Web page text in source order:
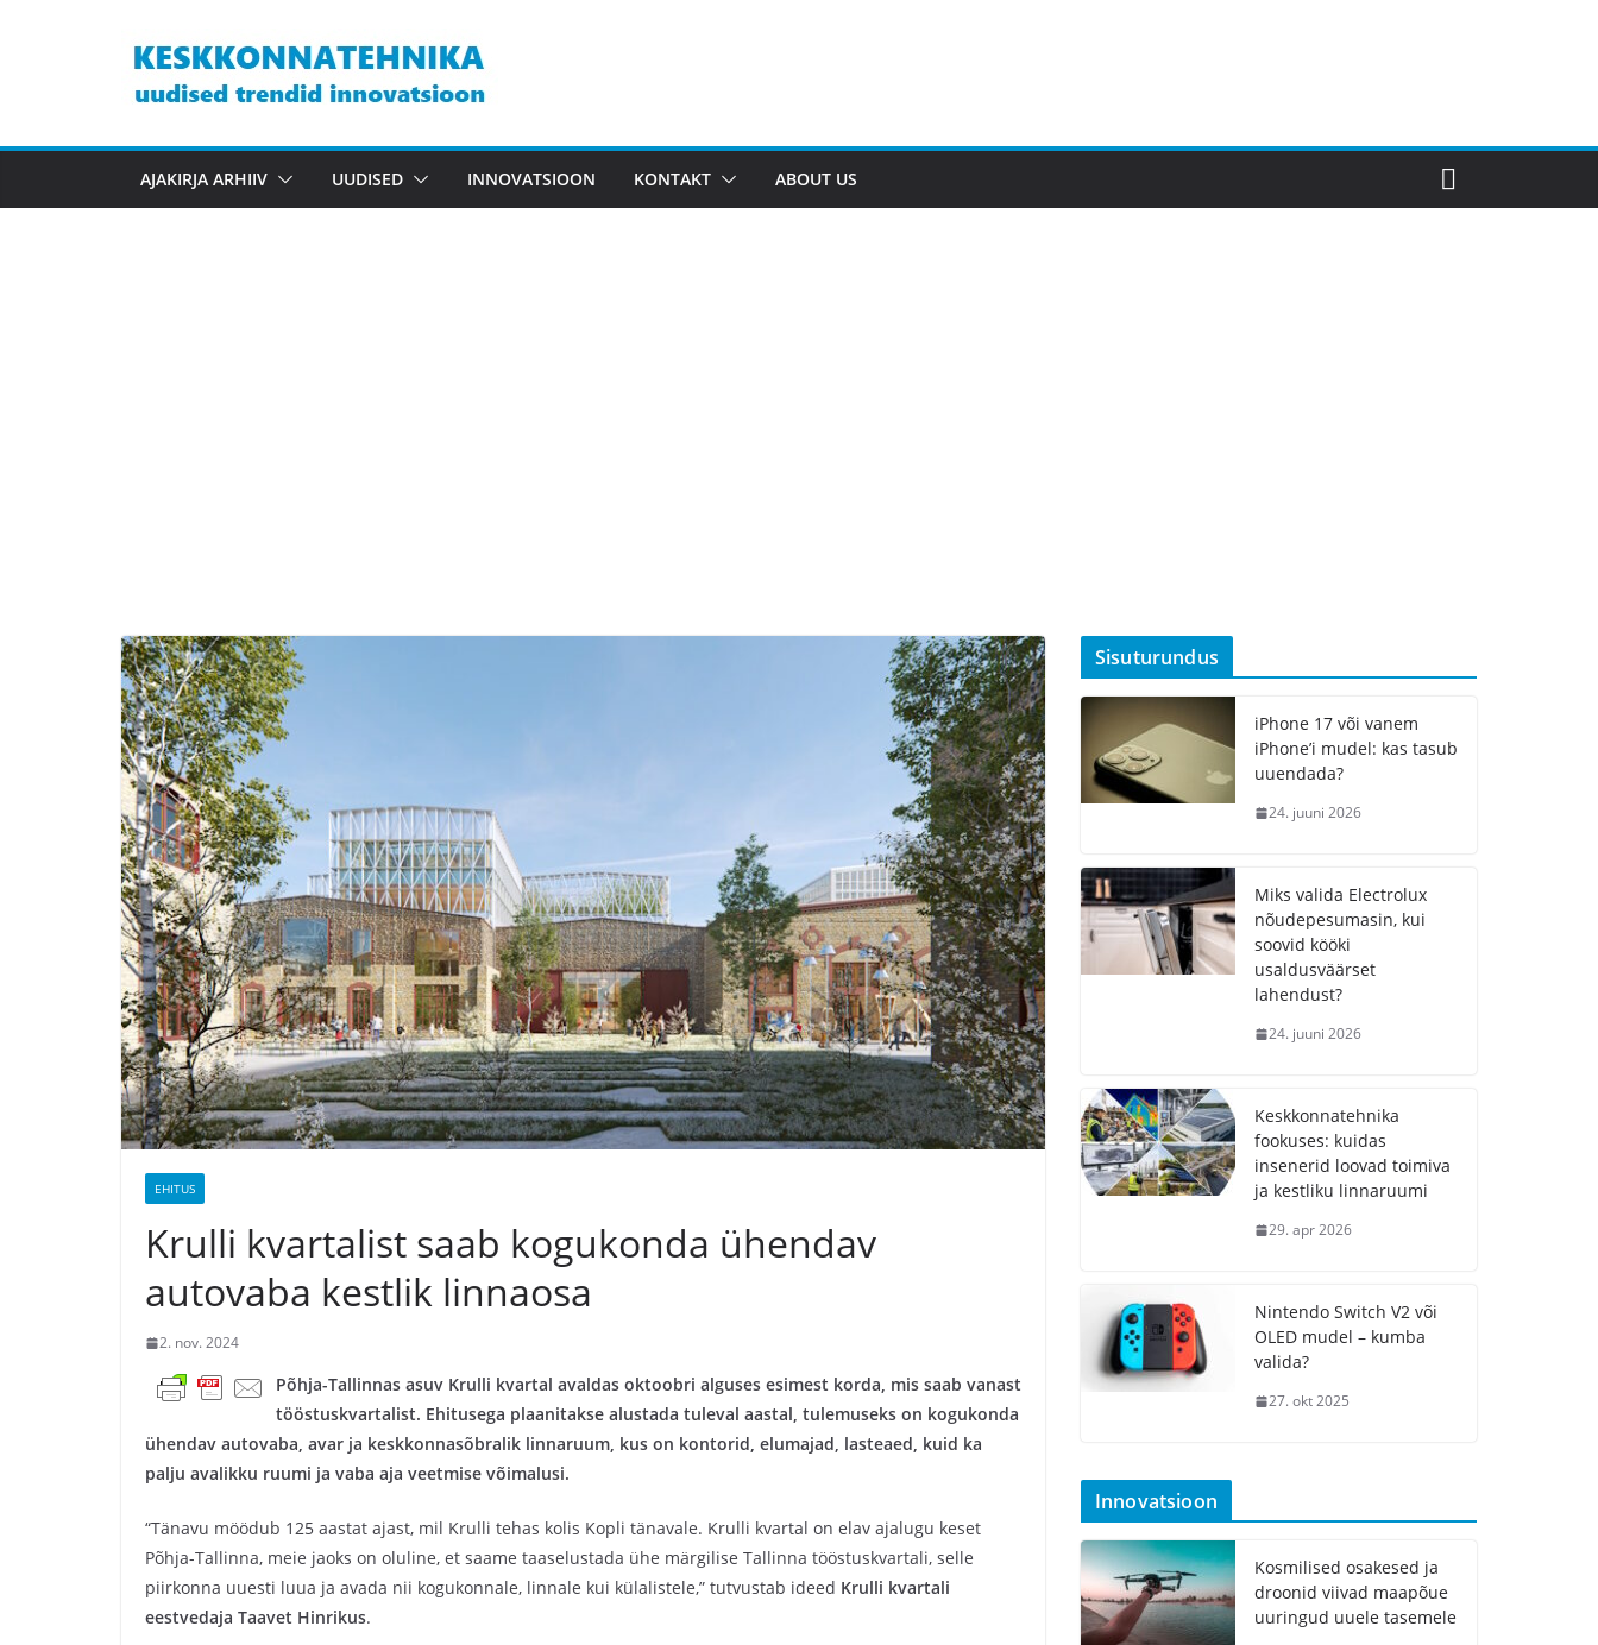
AJAKIRJA ARHIIV UUDISED INNOVATSIOON KONTAKT ABOUT US
EHITUS
Krulli kvartalist saab kogukonda ühendav
autovaba kestlik linnaosa
2. nov. 2024
Põhja-Tallinnas asuv Krulli kvartal avaldas oktoobri alguses esimest korda, mis saab vanast
tööstuskvartalist. Ehitusega plaanitakse alustada tuleval aastal, tulemuseks on kogukonda
ühendav autovaba, avar ja keskkonnasõbralik linnaruum, kus on kontorid, elumajad, lasteaed, kuid ka
palju avalikku ruumi ja vaba aja veetmise võimalusi.
“Tänavu möödub 125 aastat ajast, mil Krulli tehas kolis Kopli tänavale. Krulli kvartal on elav ajalugu keset
Põhja-Tallinna, meie jaoks on oluline, et saame taaselustada ühe märgilise Tallinna tööstuskvartali, selle
piirkonna uuesti luua ja avada nii kogukonnale, linnale kui külalistele,” tutvustab ideed Krulli kvartali
eestvedaja Taavet Hinrikus.
Sisuturundus
iPhone 17 või vanem
iPhone’i mudel: kas tasub
uuendada?
24. juuni 2026
Miks valida Electrolux
nõudepesumasin, kui
soovid kööki
usaldusväärset
lahendust?
24. juuni 2026
Keskkonnatehnika
fookuses: kuidas
insenerid loovad toimiva
ja kestliku linnaruumi
29. apr 2026
Nintendo Switch V2 või
OLED mudel – kumba
valida?
27. okt 2025
Innovatsioon
Kosmilised osakesed ja
droonid viivad maapõue
uuringud uuele tasemele